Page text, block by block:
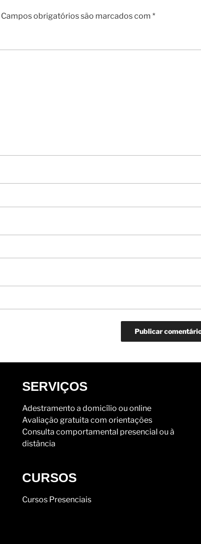
Campos obrigatórios são marcados com *
SERVIÇOS
Adestramento a domicílio ou online
Avaliação gratuita com orientações
Consulta comportamental presencial ou à
distância
CURSOS
Cursos Presenciais